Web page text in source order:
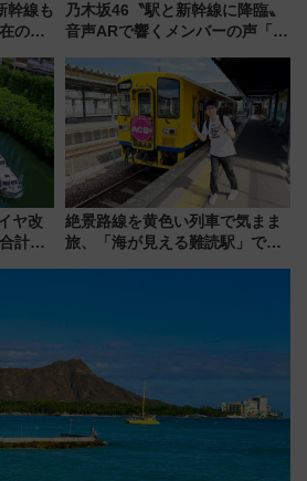
幹線も
の運
乃木坂46〝駅と新幹線に降臨〟
音声ARで響くメンバーの声「真
ヤ改
計
絶景路線を黄色い列車で気まま
旅、「海が見える難読駅」で幸